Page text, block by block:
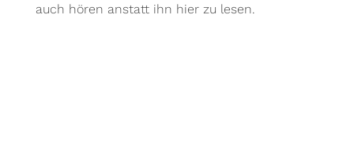
auch hören anstatt ihn hier zu lesen.